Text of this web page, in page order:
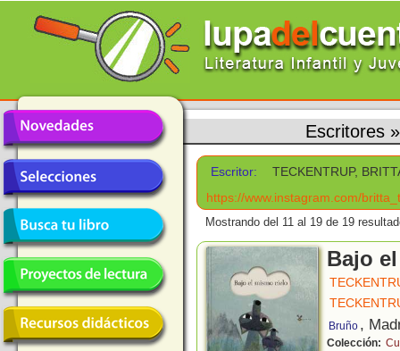
Escritores
Escritor:
TECKENTRUP,
https://www.instagram.com/
Mostrando del 11 al 19 de 19
Bajo
Bruño ,
Colección: